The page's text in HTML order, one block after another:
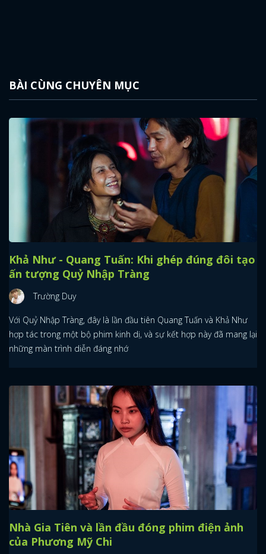
x
ĐĂNG NHẬP
BÀI CÙNG CHUYÊN MỤC
Khả Như - Quang Tuấn: Khi ghép đúng đôi tạo
ấn tượng Quỷ Nhập Tràng
Trường Duy
Với Quỷ Nhập Tràng, đây là lần đầu tiên Quang Tuấn và Khả Như
hợp tác trong một bộ phim kinh dị, và sự kết hợp này đã mang lại
những màn trình diễn đáng nhớ
Nhà Gia Tiên và lần đầu đóng phim điện ảnh
của Phương Mỹ Chi